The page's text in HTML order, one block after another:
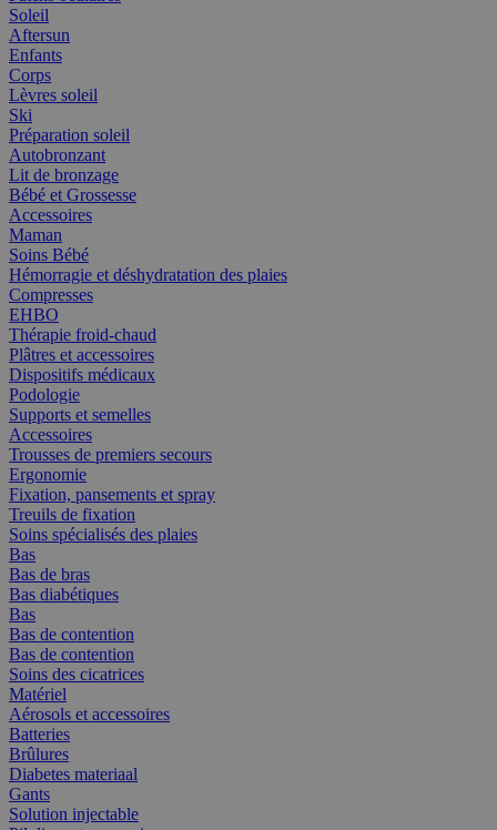
Soleil
Aftersun
Enfants
Corps
Lèvres soleil
Ski
Préparation soleil
Autobronzant
Lit de bronzage
Bébé et Grossesse
Accessoires
Maman
Soins Bébé
Hémorragie et déshydratation des plaies
Compresses
EHBO
Thérapie froid-chaud
Plâtres et accessoires
Dispositifs médicaux
Podologie
Supports et semelles
Accessoires
Trousses de premiers secours
Ergonomie
Fixation, pansements et spray
Treuils de fixation
Soins spécialisés des plaies
Bas
Bas de bras
Bas diabétiques
Bas
Bas de contention
Bas de contention
Soins des cicatrices
Matériel
Aérosols et accessoires
Batteries
Brûlures
Diabetes materiaal
Gants
Solution injectable